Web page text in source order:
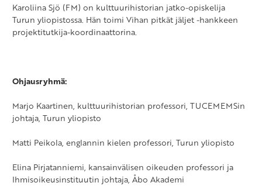
Karoliina Sjö (FM) on kulttuurihistorian jatko-opiskelija
Turun yliopistossa. Hän toimi Vihan pitkät jäljet -hankkeen
projektitutkija-koordinaattorina.
Ohjausryhmä:
Marjo Kaartinen, kulttuurihistorian professori, TUCEMEMSin
johtaja, Turun yliopisto
Matti Peikola, englannin kielen professori, Turun yliopisto
Elina Pirjatanniemi, kansainvälisen oikeuden professori ja
Ihmisoikeusinstituutin johtaja, Åbo Akademi